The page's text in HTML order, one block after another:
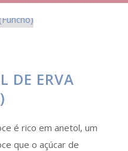
DE ERVA
é rico em anetol, um
que o açúcar de